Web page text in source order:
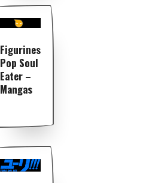
Figurines
Pop Soul
Eater –
Mangas